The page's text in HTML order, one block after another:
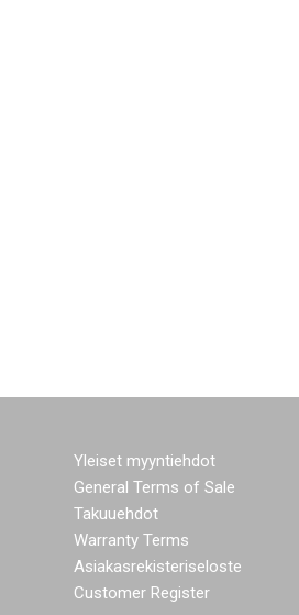
Yleiset myyntiehdot
General Terms of Sale
Takuuehdot
Warranty Terms
Asiakasrekisteriseloste
Customer Register